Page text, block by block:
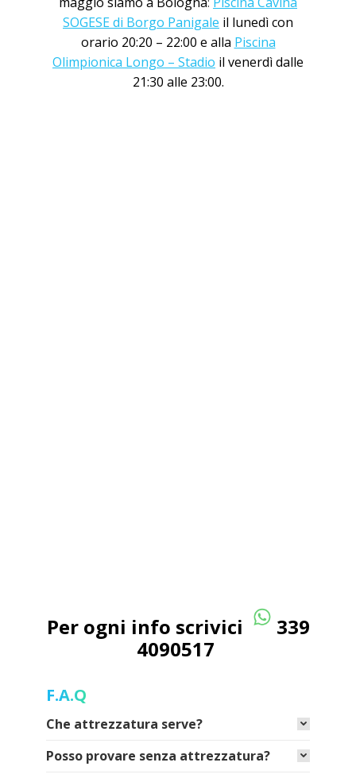
SOGESE di Borgo Panigale il lunedì con
orario 20:20 – 22:00 e alla Piscina
Olimpionica Longo – Stadio il venerdì dalle
21:30 alle 23:00.
Per ogni info scrivici
339
4090517
F.A.Q
Che attrezzatura serve?
Posso provare senza attrezzatura?